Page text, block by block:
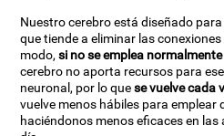
Nuestro cerebro está diseñado
que tiende a eliminar las
modo,si no se emplea
cerebro no aporta recursos para
neuronal, por lo quese vuelve cada
vuelve menos hábiles para
haciéndonos menos eficaces en